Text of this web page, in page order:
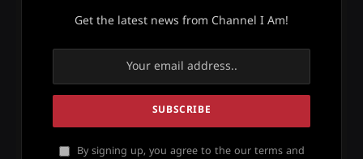
Get the latest news from Channel I Am!
By signing up, you agree to the our terms and